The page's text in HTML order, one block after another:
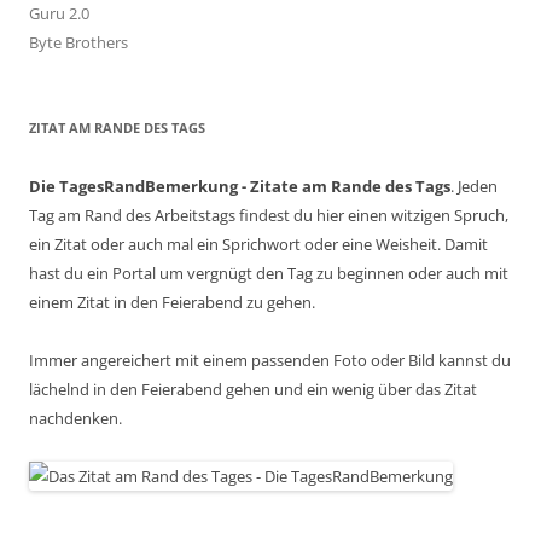
Guru 2.0
Byte Brothers
ZITAT AM RANDE DES TAGS
Die TagesRandBemerkung - Zitate am Rande des Tags. Jeden
Tag am Rand des Arbeitstags findest du hier einen witzigen Spruch,
ein Zitat oder auch mal ein Sprichwort oder eine Weisheit. Damit
hast du ein Portal um vergnügt den Tag zu beginnen oder auch mit
einem Zitat in den Feierabend zu gehen.
Immer angereichert mit einem passenden Foto oder Bild kannst du
lächelnd in den Feierabend gehen und ein wenig über das Zitat
nachdenken.